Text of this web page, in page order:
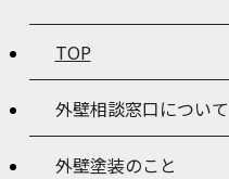
TOP
外壁相談窓口について
外壁塗装のこと